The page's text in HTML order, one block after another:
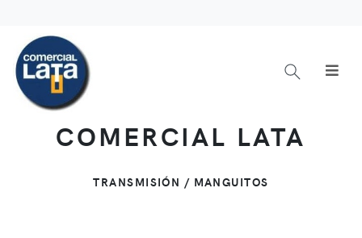
COMERCIAL LATA
TRANSMISIÓN / MANGUITOS